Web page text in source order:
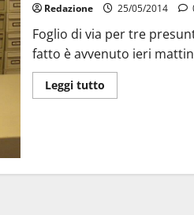
Redazione 25/05/2014
Foglio di via per tre
fatto è avvenuto ieri
Leggi tutto